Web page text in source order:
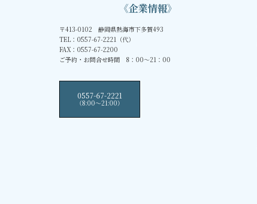
《企業情報》
〒413-0102 静岡県熱海市下多賀493
TEL：0557-67-2221（代）
FAX：0557-67-2200
ご予約・お問合せ時間 8：00～21：00
0557-67-2221
（8:00〜21:00）